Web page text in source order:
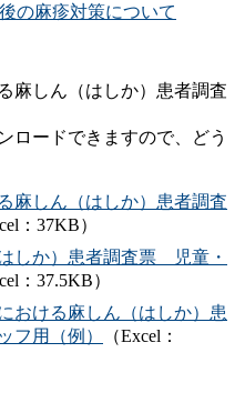
の麻疹対策について
麻しん（はしか）患者調査
ロードできますので、どう
麻しん（はしか）患者調査
：37KB）
しか）患者調査票 児童・
：37.5KB）
おける麻しん（はしか）患
用（例）
（Excel：